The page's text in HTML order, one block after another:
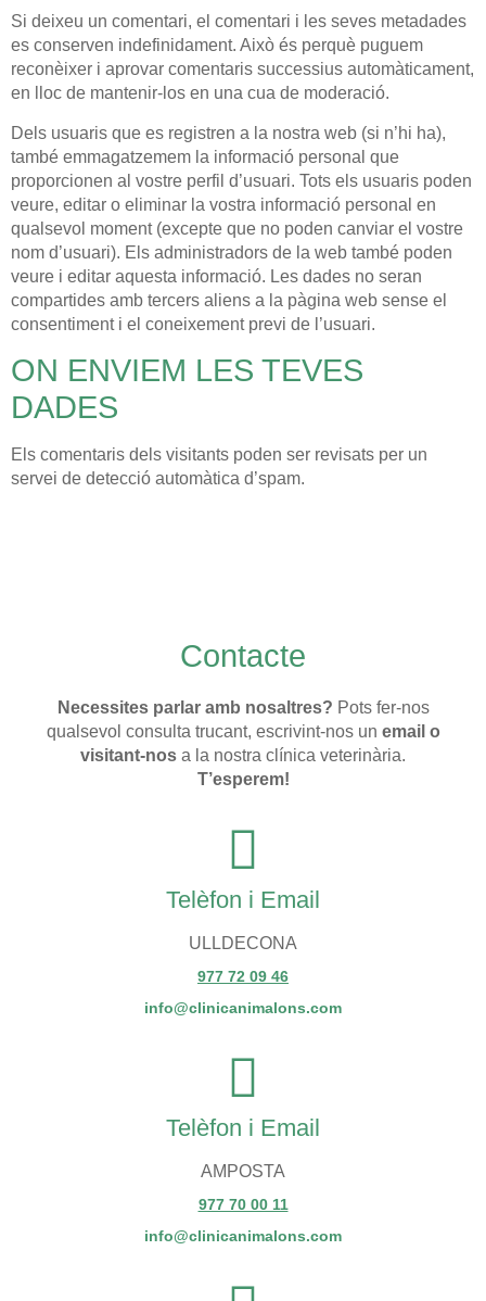
Si deixeu un comentari, el comentari i les seves metadades
es conserven indefinidament. Això és perquè puguem
reconèixer i aprovar comentaris successius automàticament,
en lloc de mantenir-los en una cua de moderació.
Dels usuaris que es registren a la nostra web (si n’hi ha),
també emmagatzemem la informació personal que
proporcionen al vostre perfil d’usuari. Tots els usuaris poden
veure, editar o eliminar la vostra informació personal en
qualsevol moment (excepte que no poden canviar el vostre
nom d’usuari). Els administradors de la web també poden
veure i editar aquesta informació. Les dades no seran
compartides amb tercers aliens a la pàgina web sense el
consentiment i el coneixement previ de l’usuari.
ON ENVIEM LES TEVES
DADES
Els comentaris dels visitants poden ser revisats per un
servei de detecció automàtica d’spam.
Contacte
Necessites parlar amb nosaltres? Pots fer-nos
qualsevol consulta trucant, escrivint-nos un email o
visitant-nos a la nostra clínica veterinària.
T’esperem!
Telèfon i Email
ULLDECONA
977 72 09 46
info@clinicanimalons.com
Telèfon i Email
AMPOSTA
977 70 00 11
info@clinicanimalons.com